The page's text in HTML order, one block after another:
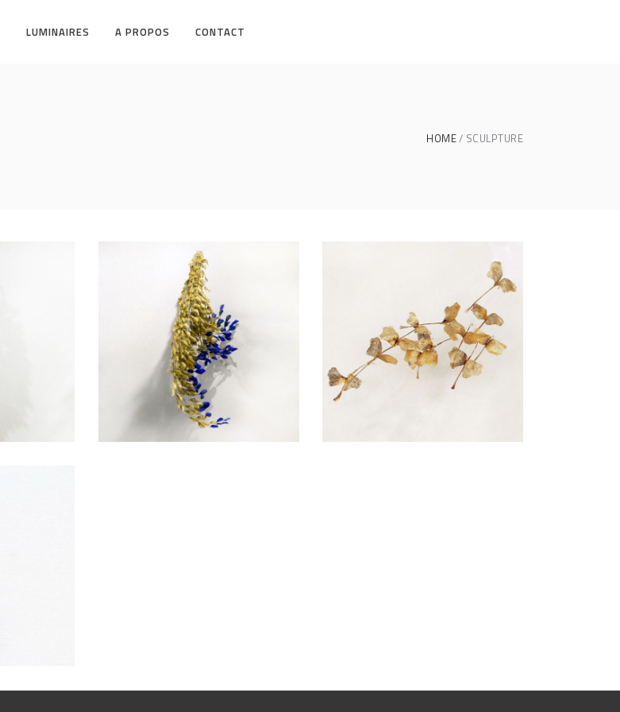
LUMINAIRES A PROPOS CONTACT
HOME SCULPTURE
LES ENROULÉES
SCULPTURE MURALE
LES COLIBRIS
SCULPTURE MURALE